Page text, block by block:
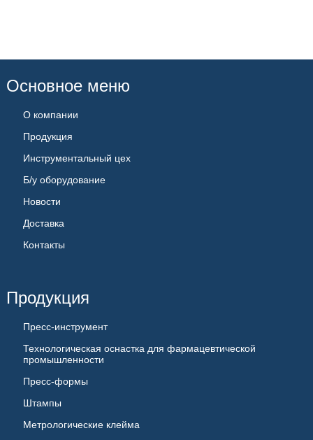
Основное меню
О компании
Продукция
Инструментальный цех
Б/у оборудование
Новости
Доставка
Контакты
Продукция
Пресс-инструмент
Технологическая оснастка для фармацевтической
промышленности
Пресс-формы
Штампы
Метрологические клейма